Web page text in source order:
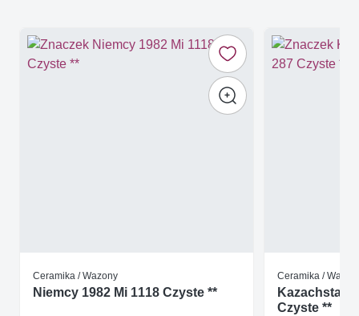
Ceramika / Wazony
Niemcy 1982 Mi 1118 Czyste **
Ceramika /
Kazachstan
Czyste **